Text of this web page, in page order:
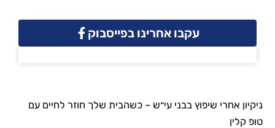
עקבו אחרינו בפייסבוק
ניקיון אחרי שיפוץ בבני עי״ש – כשהבית שלך חוזר לחיים עם
טופ קלין